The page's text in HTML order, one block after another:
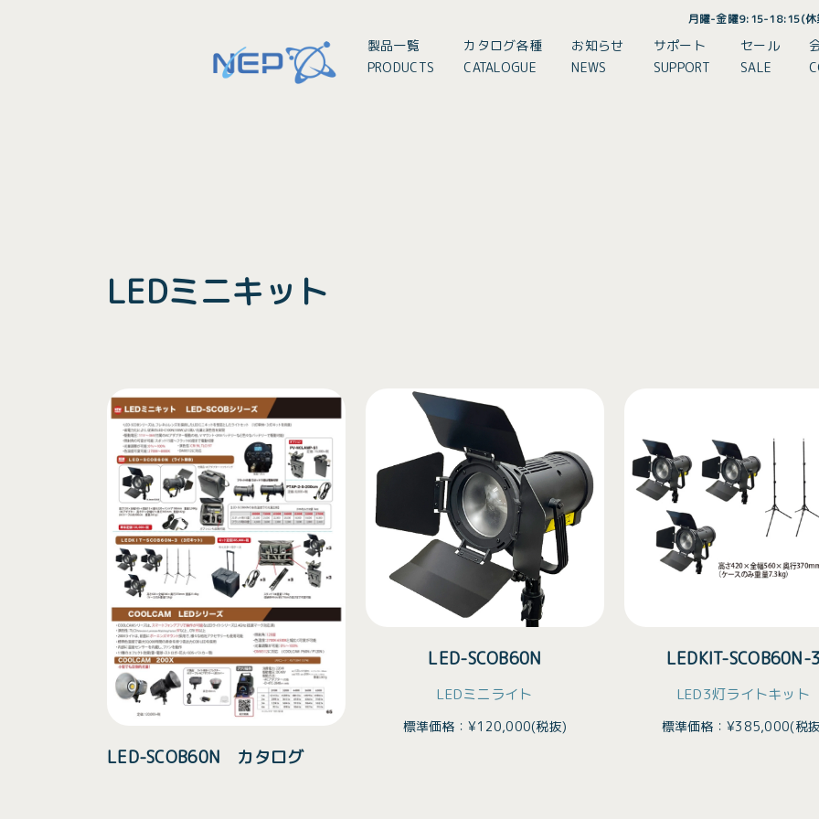
月曜-金曜9:15-18:15(休
製品一覧
PRODUCTS
カタログ各種
CATALOGUE
お知らせ
NEWS
サポート
SUPPORT
セール
SALE
LEDミニキット
LED-SCOB60N カタログ
LED-SCOB60N
LEDミニライト
標準価格：¥120,000(税抜)
LEDKIT-SCOB60N-
LED3灯ライトキット
標準価格：¥385,000(税